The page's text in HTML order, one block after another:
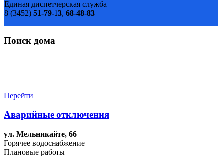
Единая диспетчерская служба
8 (3452) 51-79-13, 68-48-83
Поиск дома
Перейти
Аварийные отключения
ул. Мельникайте, 66
Горячее водоснабжение
Плановые работы